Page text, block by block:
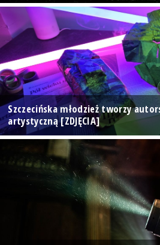
Szczecińska młodzież tworzy
artystyczną [ZDJĘCIA]